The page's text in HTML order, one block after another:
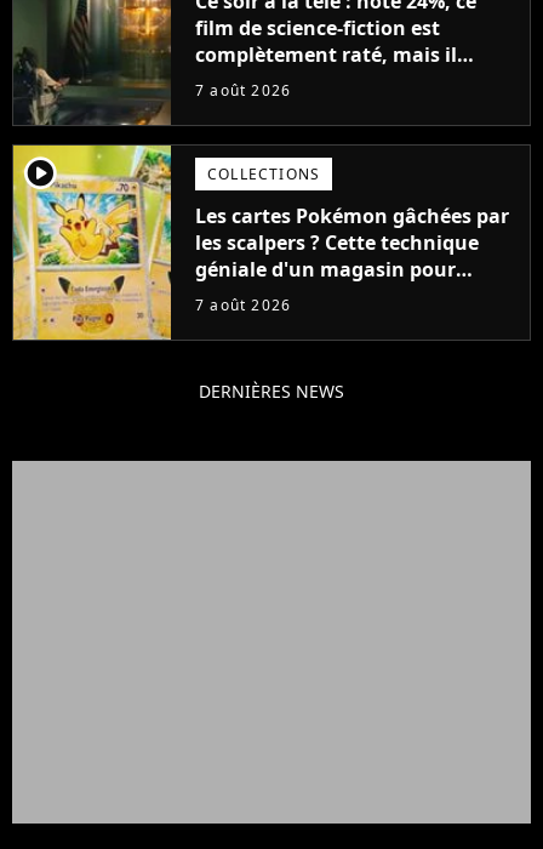
film de science-fiction est
complètement raté, mais il
aurait pu être encore pire à
7 août 2026
player2 COLLECTIONS
Les cartes Pokémon gâchées par
les scalpers ? Cette technique
géniale d'un magasin pour
ruiner les revendeurs
7 août 2026
DERNIÈRES NEWS